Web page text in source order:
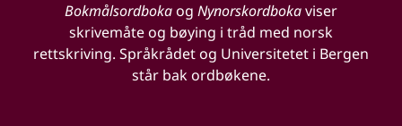
Bokmålsordbokaog Nynorskordbokaviser
skrivemåte og bøying i tråd med norsk
rettskriving. Språkrådet og Universitetet i Bergen
står bak ordbøkene.